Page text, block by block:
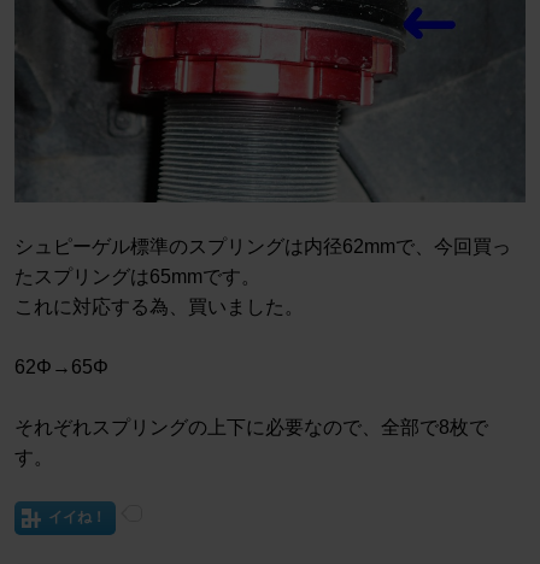
シュピーゲル標準のスプリングは内径62mmで、今回買っ
たスプリングは65mmです。
これに対応する為、買いました。
62Φ→65Φ
それぞれスプリングの上下に必要なので、全部で8枚で
す。
イイね！